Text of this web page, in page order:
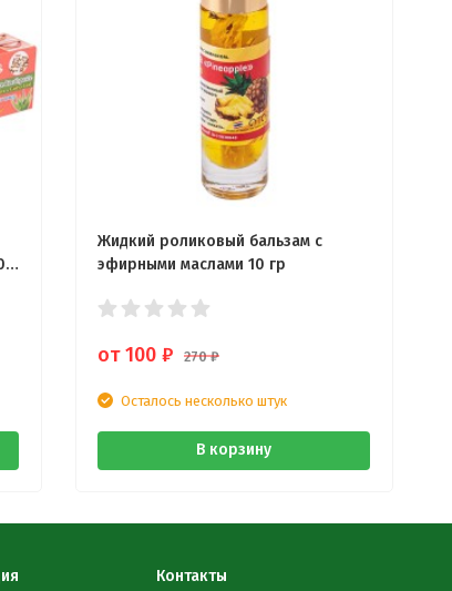
Жидкий роликовый бальзам с
эфирными маслами 10 гр
от 100 ₽ 270₽
Осталось несколько штук
В корзину
Контакты